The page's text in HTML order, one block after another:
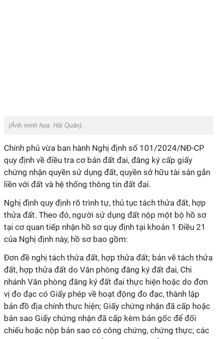
(Ảnh minh họa: Hải Quân).
Chính phủ vừa ban hành Nghị định số 101/2024/NĐ-CP
quy định về điều tra cơ bản đất đai, đăng ký cấp giấy
chứng nhận quyền sử dụng đất, quyền sở hữu tài sản gắn
liền với đất và hệ thống thông tin đất đai.
Nghị định quy định rõ trình tự, thủ tục tách thửa đất, hợp
thửa đất. Theo đó, người sử dụng đất nộp một bộ hồ sơ
tại cơ quan tiếp nhận hồ sơ quy định tại khoản 1 Điều 21
của Nghị định này, hồ sơ bao gồm:
Đơn đề nghị tách thửa đất, hợp thửa đất; bản vẽ tách thửa
đất, hợp thửa đất do Văn phòng đăng ký đất đai, Chi
nhánh Văn phòng đăng ký đất đai thực hiện hoặc do đơn
vị đo đạc có Giấy phép về hoạt động đo đạc, thành lập
bản đồ địa chính thực hiện; Giấy chứng nhận đã cấp hoặc
bản sao Giấy chứng nhận đã cấp kèm bản gốc để đối
chiếu hoặc nộp bản sao có công chứng, chứng thực; các